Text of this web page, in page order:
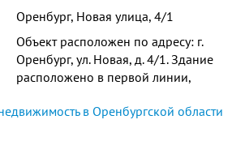
Оренбург, Новая улица, 4/1
Объект расположен по адресу: г.
Оренбург, ул. Новая, д. 4/1. Здание
расположено в первой линии,
проезжей части ул. Новой,
в Оренбургской области